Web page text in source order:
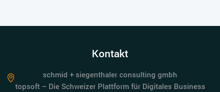
Kontakt
schmid + siegenthaler consulting gmbh
topsoft – Die Schweizer Plattform für Digitales Business